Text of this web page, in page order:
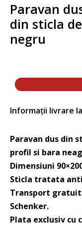
Paravan
din sticla
negru
Informații livrare
Paravan dus din
profil si bara
Dimensiuni
Sticla tratata
Transport
Schenker.
Plata exclusiv cu